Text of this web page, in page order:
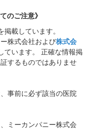
のご注意》
載しています。
株式会社および株式会
ています。 正確な情報掲
するものではありませ
事前に必ず該当の医院
ミーカンパニー株式会